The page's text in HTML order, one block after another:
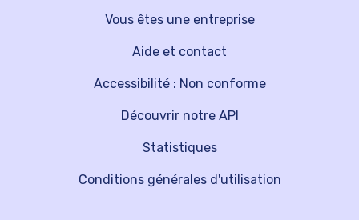
Vous êtes une entreprise
Découvrir notre API
Aide et contact
Statistiques
Accessibilité : Non conforme
Conditions générales d'utilisation